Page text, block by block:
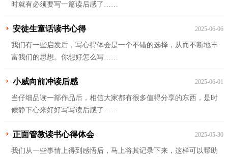
时就有必须要写一篇读后感了……
安徒生童话读书心得 2025-06-06
我们有一些启发后，写心得体会是一个不错的选择，从而不断地丰
富我们的思想。你想好怎么写……
小威向前冲读后感 2025-06-01
当仔细品读一部作品后，相信大家都有很多值得分享的东西，是时
候静下心来好好写写读后感了……
正面管教读书心得体会 2025-05-30
我们从一些事情上得到感悟后，马上将其记录下来，这样可以帮助